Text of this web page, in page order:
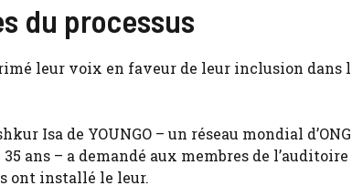
du processus
leur voix en faveur de leur inclusion dans
Isa de YOUNGO – un réseau mondial
ans – a demandé aux membres de l’auditoire
ont installé le leur.